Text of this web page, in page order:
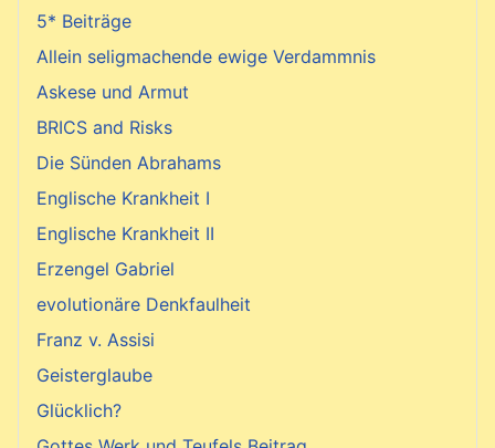
5* Beiträge
Allein seligmachende ewige Verdammnis
Askese und Armut
BRICS and Risks
Die Sünden Abrahams
Englische Krankheit I
Englische Krankheit II
Erzengel Gabriel
evolutionäre Denkfaulheit
Franz v. Assisi
Geisterglaube
Glücklich?